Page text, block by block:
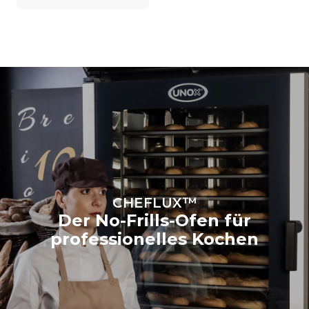
CHEFLUX™
Der No-Frills-Ofen für
professionelles Kochen